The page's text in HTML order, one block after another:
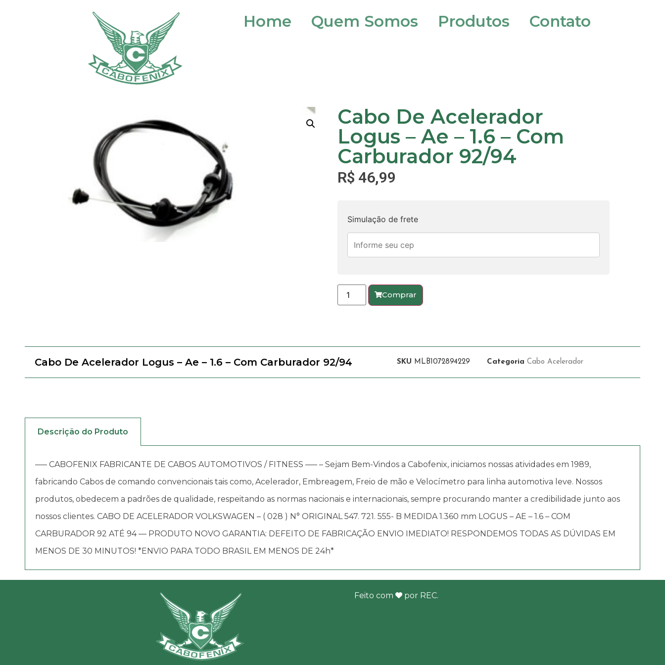
Home Quem Somos Produtos Contato
Cabo De Acelerador
Logus – Ae – 1.6 – Com
Carburador 92/94
R$ 46,99
Simulação de frete
Comprar
Cabo De Acelerador Logus – Ae – 1.6 – Com Carburador 92/94 SKU MLB1072894229 Categoria Cabo Acelerador
Descrição do Produto
—– CABOFENIX FABRICANTE DE CABOS AUTOMOTIVOS / FITNESS —– – Sejam Bem-Vindos a Cabofenix, iniciamos nossas atividades em 1989,
fabricando Cabos de comando convencionais tais como, Acelerador, Embreagem, Freio de mão e Velocímetro para linha automotiva leve. Nossos
produtos, obedecem a padrões de qualidade, respeitando as normas nacionais e internacionais, sempre procurando manter a credibilidade junto aos
nossos clientes. CABO DE ACELERADOR VOLKSWAGEN – ( 028 ) N° ORIGINAL 547. 721. 555- B MEDIDA 1.360 mm LOGUS – AE – 1.6 – COM
CARBURADOR 92 ATÉ 94 — PRODUTO NOVO GARANTIA: DEFEITO DE FABRICAÇÃO ENVIO IMEDIATO! RESPONDEMOS TODAS AS DÚVIDAS EM
MENOS DE 30 MINUTOS! *ENVIO PARA TODO BRASIL EM MENOS DE 24h*
Feito com por REC.